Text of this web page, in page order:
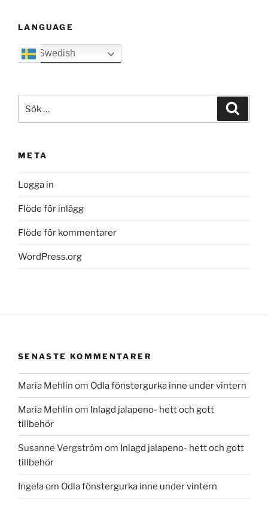
LANGUAGE
Swedish
efter:
META
Logga in
Flöde för inlägg
Flöde för kommentarer
WordPress.org
SENASTE KOMMENTARER
Maria Mehlin om Odla fönstergurka inne under vintern
Maria Mehlin om Inlagd jalapeno- hett och gott
tillbehör
Susanne Vergström om Inlagd jalapeno- hett och gott
tillbehör
Ingelaom Odla fönstergurka inne under vintern